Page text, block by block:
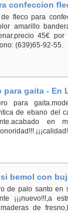
confeccion
fleco para
amarillo
45€
(639)65-92-55.
gaita - En
para
de ebano del
en
bemol con
de palo santo en
¡¡¡nuevo!!!,a
de